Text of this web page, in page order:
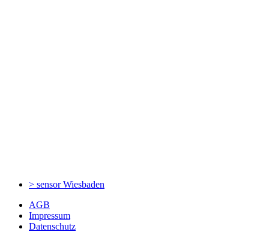
> sensorWiesbaden
AGB
Impressum
Datenschutz